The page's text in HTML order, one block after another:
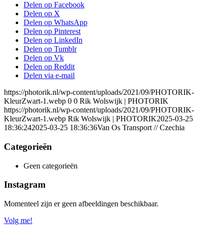
Delen op Facebook
Delen op X
Delen op WhatsApp
Delen op Pinterest
Delen op LinkedIn
Delen op Tumblr
Delen op Vk
Delen op Reddit
Delen via e-mail
https://photorik.nl/wp-content/uploads/2021/09/PHOTORIK-
KleurZwart-1.webp 0 0 Rik Wolswijk | PHOTORIK
https://photorik.nl/wp-content/uploads/2021/09/PHOTORIK-
KleurZwart-1.webp Rik Wolswijk | PHOTORIK2025-03-25
18:36:242025-03-25 18:36:36Van Os Transport // Czechia
Categorieën
Geen categorieën
Instagram
Momenteel zijn er geen afbeeldingen beschikbaar.
Volg me!